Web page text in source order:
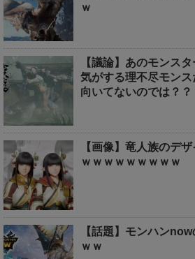
ｗ
【議論】あのモンス
気がする理不尽モン
向いてないのでは？？
【画像】竜人族のデ
ｗｗｗｗｗｗｗｗｗ
【話題】モンハン
ｗｗ